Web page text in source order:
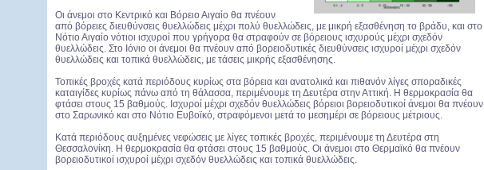
Οι άνεμοι στο Κεντρικό και Βόρειο Αιγαίο θα πνέουν
από βόρειες διευθύνσεις θυελλώδεις μέχρι πολύ θυελλώδεις, με μικρή εξασθένηση το βράδυ, και στο
Νότιο Αιγαίο νότιοι ισχυροί που γρήγορα θα στραφούν σε βόρειους ισχυρούς μέχρι σχεδόν
θυελλώδεις. Στο Ιόνιο οι άνεμοι θα πνέουν από βορειοδυτικές διευθύνσεις ισχυροί μέχρι σχεδόν
θυελλώδεις και τοπικά θυελλώδεις, με τάσεις μικρής εξασθένησης.
Τοπικές βροχές κατά περιόδους κυρίως στα βόρεια και ανατολικά και πιθανόν λίγες σποραδικές
καταιγίδες κυρίως πάνω από τη θάλασσα, περιμένουμε τη Δευτέρα στην Αττική. Η θερμοκρασία θα
φτάσει στους 15 βαθμούς. Ισχυροί μέχρι σχεδόν θυελλώδεις βόρειοι βορειοδυτικοί άνεμοι θα πνέουν
στο Σαρωνικό και στο Νότιο Ευβοϊκό, στραφόμενοι μετά το μεσημέρι σε βόρειους μέτριους.
Κατά περιόδους αυξημένες νεφώσεις με λίγες τοπικές βροχές, περιμένουμε τη Δευτέρα στη
Θεσσαλονίκη. Η θερμοκρασία θα φτάσει στους 15 βαθμούς. Οι άνεμοι στο Θερμαϊκό θα πνέουν
βορειοδυτικοί ισχυροί μέχρι σχεδόν θυελλώδεις και τοπικά θυελλώδεις.